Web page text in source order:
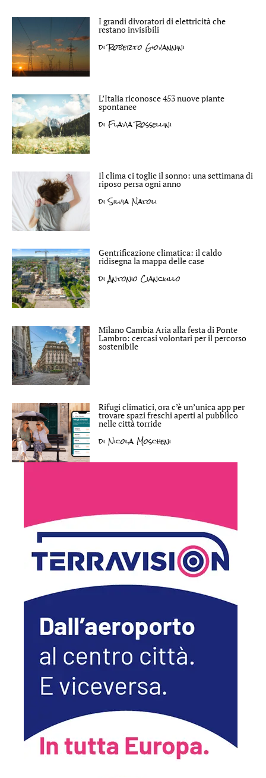
I grandi divoratori di elettricità che
restano invisibili
diRoberto Giovannini
L’Italia riconosce 453 nuove piante
spontanee
di Flavia Rossellini
Il clima ci toglie il sonno: una settimana di
riposo persa ogni anno
diSilvia Natoli
Gentrificazione climatica: il caldo
ridisegna la mappa delle case
diAntonio Cianciullo
Milano Cambia Aria alla festa di Ponte
Lambro: cercasi volontari per il percorso
sostenibile
Rifugi climatici, ora c’è un’unica app per
trovare spazi freschi aperti al pubblico
nelle città torride
di Nicola Moscheni